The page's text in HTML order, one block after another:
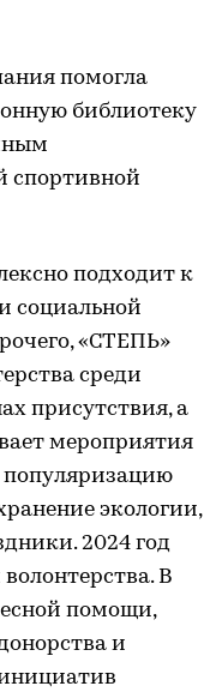
помогла
библиотеку
спортивной
подходит к
социальной
«СТЕПЬ»
среди
присутствия, а
мероприятия
популяризацию
экологии,
2024 год
В
помощи,
и